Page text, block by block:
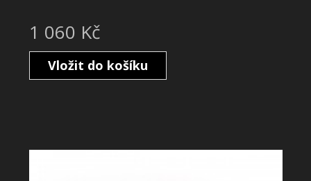
1 060 Kč
Vložit do košíku